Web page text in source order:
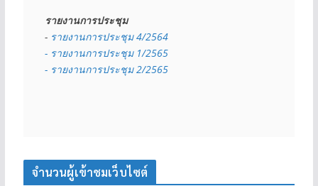
รายงานการประชุม
- รายงานการประชุม 4/2564
- รายงานการประชุม 1/2565
- รายงานการประชุม 2/2565
จำนวนผู้เข้าชมเว็บไซต์